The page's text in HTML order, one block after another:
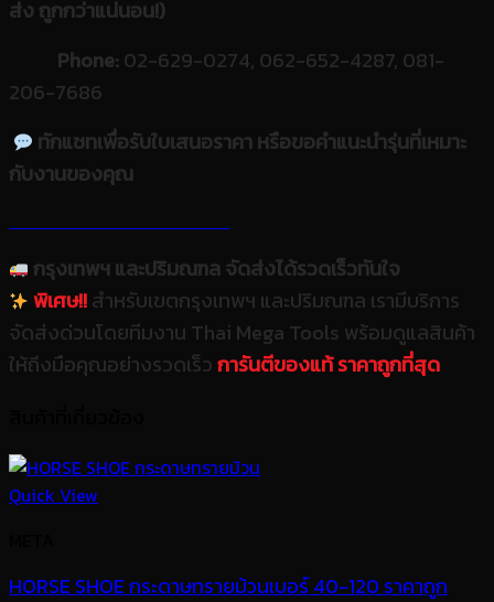
ส่ง ถูกกว่าแน่นอน!)
Phone: 02-629-0274, 062-652-4287, 081-
206-7686
ทักแชทเพื่อรับใบเสนอราคา หรือขอคำแนะนำรุ่นที่เหมาะ
กับงานของคุณ
กรุงเทพฯ และปริมณฑล จัดส่งได้รวดเร็วทันใจ
พิเศษ!!สำหรับเขตกรุงเทพฯ และปริมณฑล เรามีบริการ
จัดส่งด่วนโดยทีมงาน Thai Mega Tools พร้อมดูแลสินค้า
ให้ถึงมือคุณอย่างรวดเร็วการันตีของแท้ ราคาถูกที่สุด
Quick View
HORSE SHOE กระดาษทรายม้วนเบอร์ 40-120 ราคาถูก